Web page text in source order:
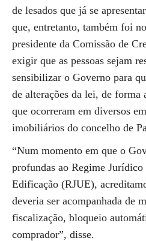
de lesados que já se
que, entretanto, também foi
presidente da Comissão de
exigir que as pessoas sejam
sensibilizar o Governo para
de alterações da lei, de forma
que ocorreram em diversos
imobiliários do concelho de
“Num momento em que o
profundas ao Regime
Edificação (RJUE),
deveria ser acompanhada de
fiscalização, bloqueio
comprador”, disse.